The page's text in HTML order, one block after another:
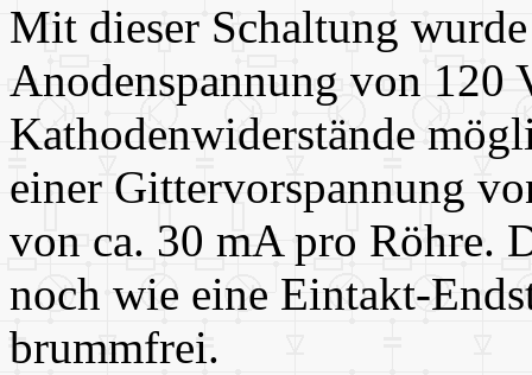
Mit dieser Schaltung
Anodenspannung von 120
Kathodenwiderstände
einer Gittervorspannung
von ca. 30 mA pro Röhre.
noch wie eine Eintakt-
brummfrei.